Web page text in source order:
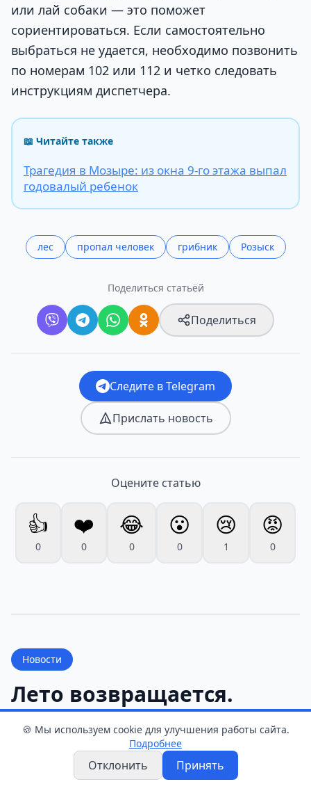
или лай собаки — это поможет
сориентироваться. Если самостоятельно
выбраться не удается, необходимо позвонить
по номерам 102 или 112 и четко следовать
инструкциям диспетчера.
📖 Читайте также
Трагедия в Мозыре: из окна 9-го этажа выпал
годовалый ребенок
лес пропал человек грибник Розыск
Поделиться статьёй
Поделиться
Следите в Telegram
Прислать новость
Оцените статью
👍
0
❤️
0
😂
0
😮
0
😢
1
😡
0
Новости
Лето возвращается.
Какой будет погода в
Гродненской области на
выходных
🍪 Мы используем cookie для улучшения работы сайта.
Подробнее
Отклонить Принять